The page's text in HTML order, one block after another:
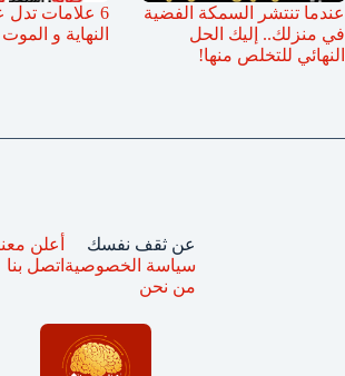
عندما تنتشر السمكة الفضية
في منزلك.. إليك الحل
النهائي للتخلص منها!
6 علامات
النهاية و الموت
عن ثقف نفسك
سياسة الخصوصية
من نحن
أعلن
اتصل بنا